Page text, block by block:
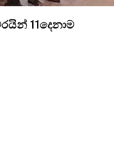
11දෙනාම